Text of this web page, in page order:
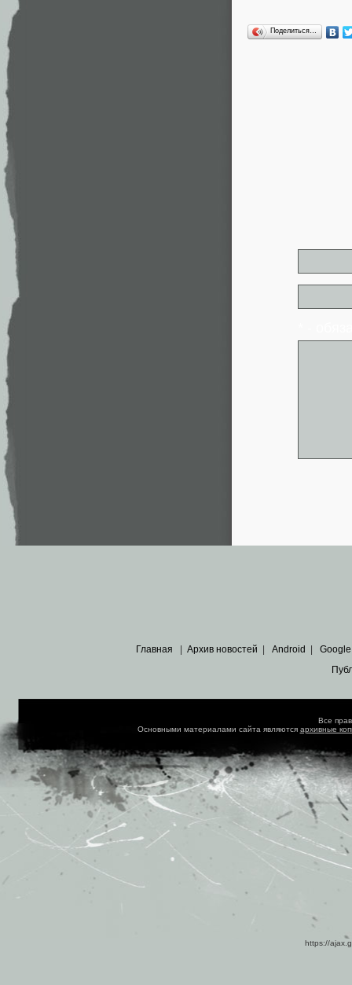
Поделиться…
Главная | Архив новостей | Android | Google
Все
Основными материалами сайта являются архивные
https://